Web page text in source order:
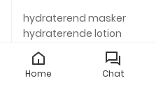
hydraterend masker
hydraterende lotion
huidverzorgingsproducten
Hyaluronzuur
douchemelk
Home Chat